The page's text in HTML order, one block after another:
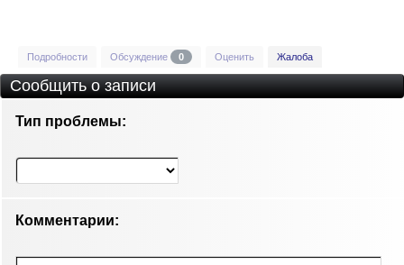
Подробности Обсуждение 0 Оценить Жалоба
Сообщить о записи
Тип проблемы:
Комментарии: